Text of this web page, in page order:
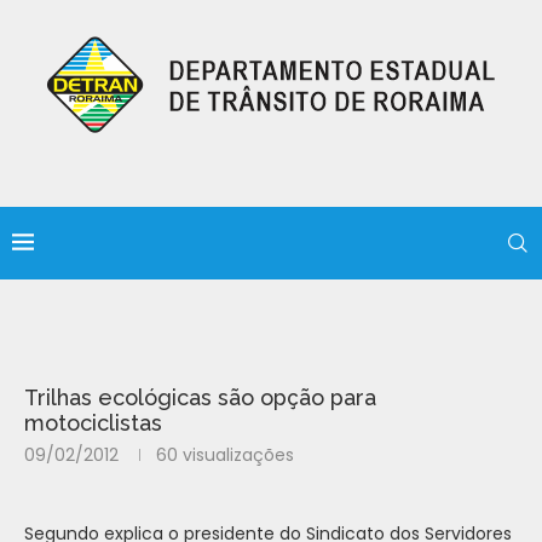
Trilhas ecológicas são opção para
motociclistas
09/02/2012 60 visualizações
Segundo explica o presidente do Sindicato dos Servidores